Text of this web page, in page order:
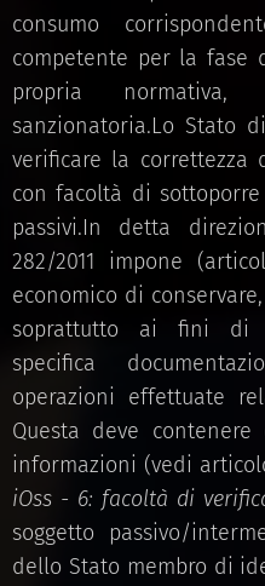
consumo
competente per la fase
propria
sanzionatoria.Lo Stato
verificare la correttezza
con facoltà di
passivi.In detta
282/2011 impone
economico di
soprattutto ai fini di
specifica
operazioni effettuate
Questa deve
informazioni (vedi
iOss - 6: facoltà di
soggetto passivo/
dello Stato membro di